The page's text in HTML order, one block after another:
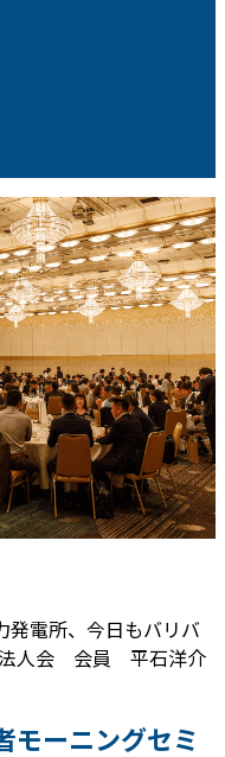
電所、今日もバリバ
法人会 会員 平石洋介
モーニングセミ